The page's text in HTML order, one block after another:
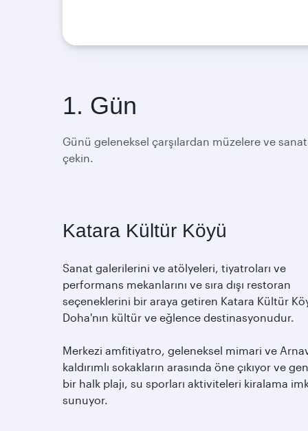
1. Gün
Günü geleneksel çarşılardan müzelere ve
çekin.
Katara Kültür Köyü
Sanat galerilerini ve atölyeleri, tiyatroları ve
performans mekanlarını ve sıra dışı restoran
seçeneklerini bir araya getiren Katara Kültür
Doha'nın kültür ve eğlence destinasyonudur.
Merkezi amfitiyatro, geleneksel mimari ve
kaldırımlı sokakların arasında öne çıkıyor ve
bir halk plajı, su sporları aktiviteleri kiralama
sunuyor.